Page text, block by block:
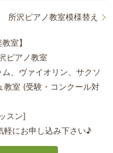
所沢ピアノ教室模様替え
室】
ピアノ教室
、ヴァイオリン、サクソ
教室 (受験・コンクール対
スン]
軽にお申し込み下さい♪